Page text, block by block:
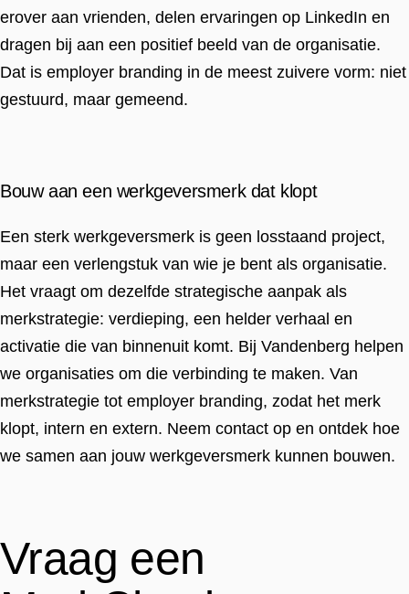
erover aan vrienden, delen ervaringen op LinkedIn en
dragen bij aan een positief beeld van de organisatie.
Dat is employer branding in de meest zuivere vorm: niet
gestuurd, maar gemeend.
Bouw aan een werkgeversmerk dat klopt
Een sterk werkgeversmerk is geen losstaand project,
maar een verlengstuk van wie je bent als organisatie.
Het vraagt om dezelfde strategische aanpak als
merkstrategie: verdieping, een helder verhaal en
activatie die van binnenuit komt. Bij Vandenberg helpen
we organisaties om die verbinding te maken. Van
merkstrategie tot employer branding, zodat het merk
klopt, intern en extern. Neem contact op en ontdek hoe
we samen aan jouw werkgeversmerk kunnen bouwen.
Vraag een